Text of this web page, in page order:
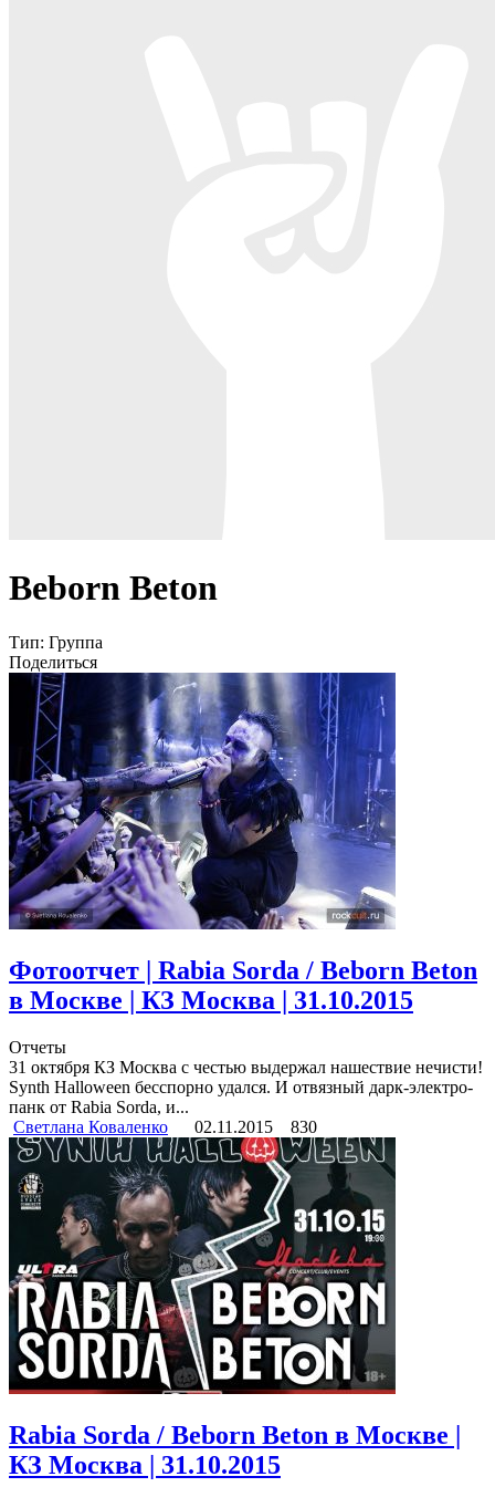
Beborn Beton
Тип: Группа
Поделиться
Фотоотчет | Rabia Sorda / Beborn Beton
в Москве | КЗ Москва | 31.10.2015
Отчеты
31 октября КЗ Москва с честью выдержал нашествие нечисти!
Synth Halloween бесспорно удался. И отвязный дарк-электро-
панк от Rabia Sorda, и...
Светлана Коваленко
02.11.2015 830
Rabia Sorda / Beborn Beton в Москве |
КЗ Москва | 31.10.2015